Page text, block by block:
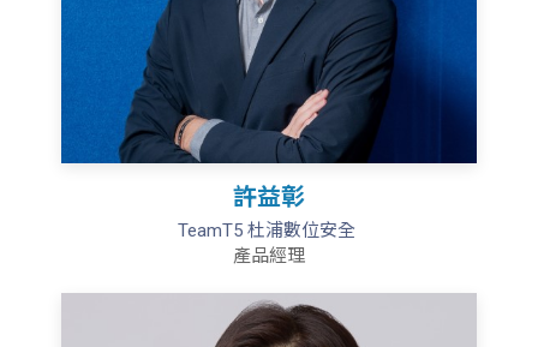
許益彰
TeamT5 杜浦數位安全
產品經理